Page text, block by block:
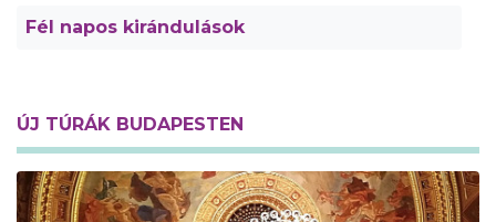
Fél napos kirándulások
ÚJ TÚRÁK BUDAPESTEN